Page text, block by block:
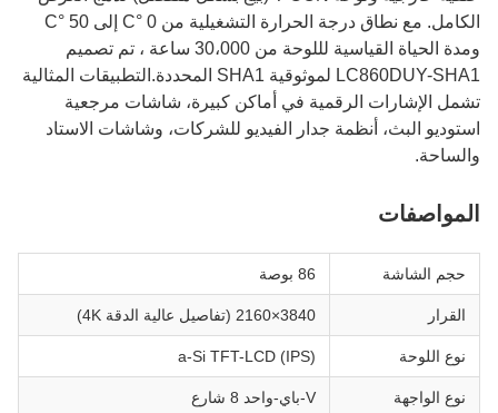
الكامل. مع نطاق درجة الحرارة التشغيلية من 0 °C إلى 50 °C
ومدة الحياة القياسية لللوحة من 30،000 ساعة ، تم تصميم
LC860DUY-SHA1 لموثوقية SHA1 المحددة.التطبيقات المثالية
تشمل الإشارات الرقمية في أماكن كبيرة، شاشات مرجعية
استوديو البث، أنظمة جدار الفيديو للشركات، وشاشات الاستاد
والساحة.
المواصفات
حجم الشاشة 86 بوصة
القرار 3840×2160 (تفاصيل عالية الدقة 4K)
نوع اللوحة a-Si TFT-LCD (IPS)
نوع الواجهة V-باي-واحد 8 شارع